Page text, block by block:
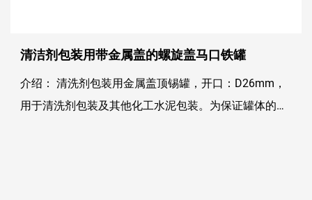
清洁剂包装用带金属盖的螺旋盖马口铁罐
介绍： 清洗剂包装用金属盖顶锡罐，开口：D26mm，
用于清洗剂包装及其他化工水泥包装。为保证罐体的密